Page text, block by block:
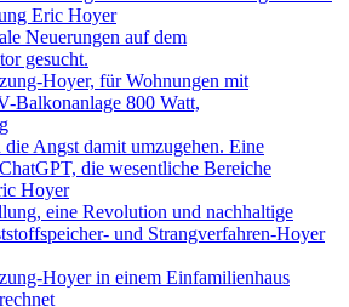
Eric Hoyer
Neuerungen auf dem
gesucht.
Hoyer, für Wohnungen mit
Balkonanlage 800 Watt,
Angst damit umzugehen. Eine
die wesentliche Bereiche
Hoyer
eine Revolution und nachhaltige
und Strangverfahren-Hoyer
Hoyer in einem Einfamilienhaus